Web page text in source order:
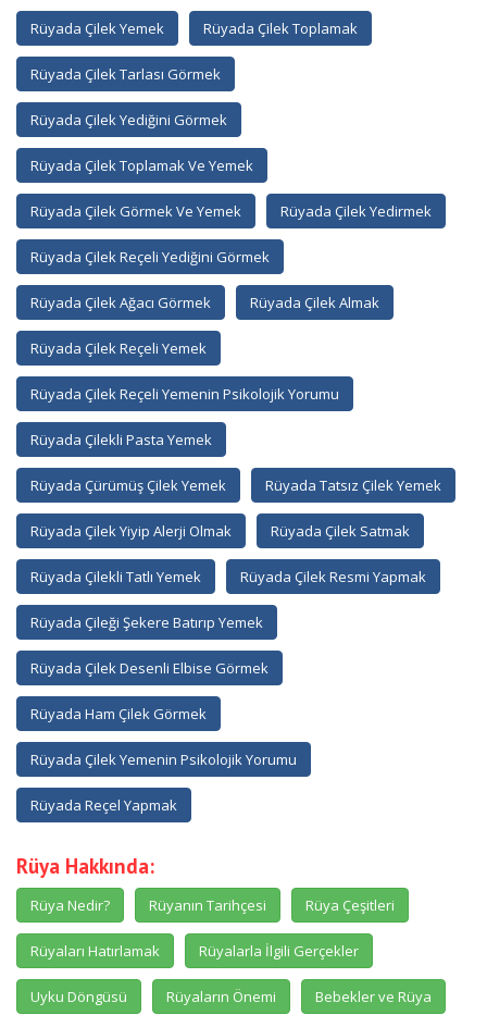
Rüyada Çilek Yemek Rüyada Çilek Toplamak
Rüyada Çilek Tarlası Görmek
Rüyada Çilek Yediğini Görmek
Rüyada Çilek Toplamak Ve Yemek
Rüyada Çilek Görmek Ve Yemek Rüyada Çilek Yedirmek
Rüyada Çilek Reçeli Yediğini Görmek
Rüyada Çilek Ağacı Görmek Rüyada Çilek Almak
Rüyada Çilek Reçeli Yemek
Rüyada Çilek Reçeli Yemenin Psikolojik Yorumu
Rüyada Çilekli Pasta Yemek
Rüyada Çürümüş Çilek Yemek Rüyada Tatsız Çilek Yemek
Rüyada Çilek Yiyip Alerji Olmak Rüyada Çilek Satmak
Rüyada Çilekli Tatlı Yemek Rüyada Çilek Resmi Yapmak
Rüyada Çileği Şekere Batırıp Yemek
Rüyada Çilek Desenli Elbise Görmek
Rüyada Ham Çilek Görmek
Rüyada Çilek Yemenin Psikolojik Yorumu
Rüyada Reçel Yapmak
Rüya Hakkında:
Rüya Nedir? Rüyanın Tarihçesi Rüya Çeşitleri
Rüyaları Hatırlamak Rüyalarla İlgili Gerçekler
Uyku Döngüsü Rüyaların Önemi Bebekler ve Rüya